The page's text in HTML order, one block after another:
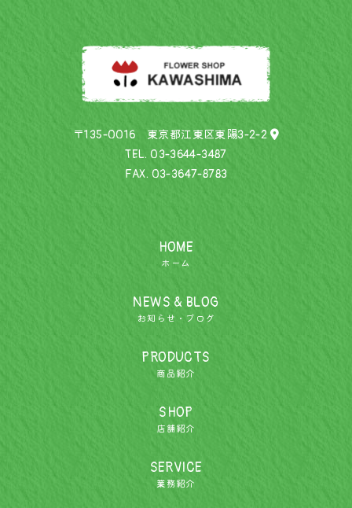
〒135-0016 東京都江東区東陽3-2-2
TEL.03-3644-3487
FAX. 03-3647-8783
HOME
ホーム
NEWS & BLOG
お知らせ・ブログ
PRODUCTS
商品紹介
SHOP
店舗紹介
SERVICE
業務紹介